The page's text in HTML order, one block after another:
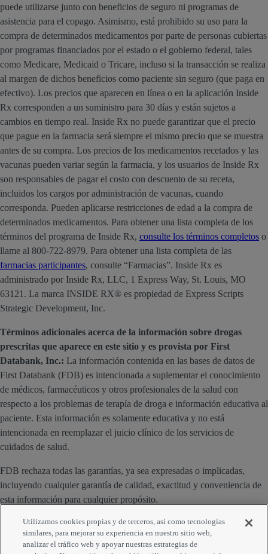
puede utilizarse junto con beneficios de seguro ni programas de
asistencia para el copago. Asimismo, está prohibido su uso para la
compra de determinados medicamentos por parte de personas cubiertas
por programas financiados por el estado o el gobierno federal, tales
como Medicare, Medicaid o Tricare, incluso si la transacción se realiza
al margen de dichos beneficios como paciente sin seguro (que paga en
efectivo). Los precios que aparecen en línea o en la aplicación Inside
Rx corresponden a un suministro para 30 días y están sujetos a
cambios en tiempo real. Inside Rx no puede garantizar que el precio
que pague en la farmacia será siempre el mismo precio que se muestra
antes de su compra. Los precios de los medicamentos recetados y las
vacunas pueden variar según la farmacia, y los usuarios de Inside Rx
son responsables de pagar el costo con descuento de su receta,
incluidos los cargos por administración de vacunas, cuando
corresponda. Pueden aplicarse restricciones de edad a la compra de
determinados medicamentos. Para obtener una lista completa de los
términos del programa de Inside Rx, consulte los términos completos o
llame al 800-722-8979. Para obtener una lista completa de las
farmacias participantes, consulte “Farmacias”. Inside Rx es
administrado por Inside Rx, LLC, 1 Express Way, St. Louis, MO
63121. La marca INSIDE RX® es propiedad de Express Scripts
Strategic Development, Inc.
Términos adicionales acerca de la información sobre drogas
prescritas que aparece en este sitio y es provista por First
Databank, Inc.: La información contenida en las bases de datos de
First Databank (FDB) es intencionada a suplementar el conocimiento
de médicos, farmacéuticos y otros profesionales de la salud con
respecto a los problemas de terapía de droga e información educativa al
paciente. Esta información es solamente educativa y no está
intencionada en reemplazar el juicio clínico de los servicios de
cuidados de salud.
FDB rechaza todas las garantías, ya sea expresadas o implicadas,
incluyendo cualquier garantía de calidad, exactitud y conveniencia de
esta información para cualquier propósito.
Derechos reservados 2023 First Databank, Inc.
Utilizamos cookies propias y de terceros, así como tecnologías
similares, para mejorar su experiencia en nuestro sitio web,
analizar el tráfico web y apoyar nuestras estrategias de